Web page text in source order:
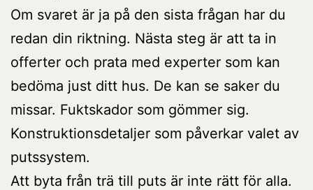
Om svaret är ja på den sista frågan har du
redan din riktning. Nästa steg är att ta in
offerter och prata med experter som kan
bedöma just ditt hus. De kan se saker du
missar. Fuktskador som gömmer sig.
Konstruktionsdetaljer som påverkar valet av
putssystem.
Att byta från trä till puts är inte rätt för alla.